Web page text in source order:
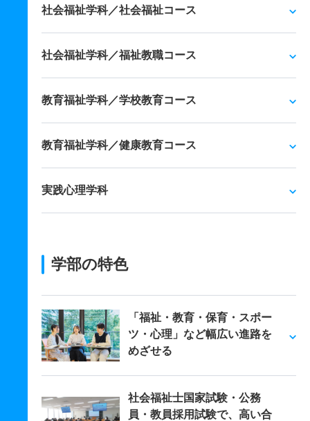
社会福祉学科／社会福祉コース
社会福祉学科／福祉教職コース
教育福祉学科／学校教育コース
教育福祉学科／健康教育コース
実践心理学科
学部の特色
「福祉・教育・保育・スポー
ツ・心理」など幅広い進路を
めざせる
社会福祉士国家試験・公務
員・教員採用試験で、高い合